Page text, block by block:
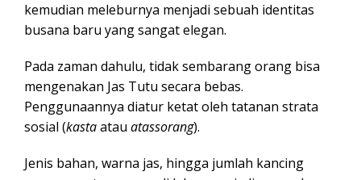
kemudian meleburnya menjadi sebuah identitas
busana baru yang sangat elegan.
Pada zaman dahulu, tidak sembarang orang bisa
mengenakan Jas Tutu secara bebas.
Penggunaannya diatur ketat oleh tatanan strata
sosial (kastaatau atassorang).
Jenis bahan, warna jas, hingga jumlah kancing